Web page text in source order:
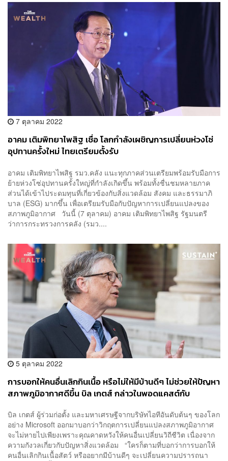
7 ตุลาคม 2022
อาคม เติมพิทยาไพสิฐ เชื่อ โลกกำลังเผชิญการเปลี่ยนห่วงโซ่
อุปทานครั้งใหม่ ไทยเตรียมตั้งรับ
อาคม เติมพิทยาไพสิฐ รมว.คลัง แนะทุกภาคส่วนเตรียมพร้อมรับมือการ
ย้ายห่วงโซ่อุปทานครั้งใหญ่ที่กำลังเกิดขึ้น พร้อมทั้งชื่นชมหลายภาค
ส่วนได้เข้าไประดมทุนที่เกี่ยวข้องกับสิ่งแวดล้อม สังคม และธรรมาภิ
บาล (ESG) มากขึ้น เพื่อเตรียมรับมือกับปัญหาการเปลี่ยนแปลงของ
สภาพภูมิอากาศ วันนี้ (7 ตุลาคม) อาคม เติมพิทยาไพสิฐ รัฐมนตรี
ว่าการกระทรวงการคลัง (รมว....
5 ตุลาคม 2022
การบอกให้คนอื่นเลิกกินเนื้อ หรือไม่ให้มีบ้านดีๆ ไม่ช่วยให้ปัญหา
สภาพภูมิอากาศดีขึ้น บิล เกตส์ กล่าวในพอดแคสต์กับ
บิล เกตส์ ผู้ร่วมก่อตั้ง และมหาเศรษฐีจากบริษัทไอทีอันดับต้นๆ ของโลก
อย่าง Microsoft ออกมาบอกว่าวิกฤตการเปลี่ยนแปลงสภาพภูมิอากาศ
จะไม่หายไปเพียงเพราะคุณคาดหวังให้คนอื่นเปลี่ยนวิถีชีวิต เนื่องจาก
ความกังวลเกี่ยวกับปัญหาสิ่งแวดล้อม “ใครก็ตามที่บอกว่าการบอกให้
คนอื่นเลิกกินเนื้อสัตว์ หรืออยากมีบ้านดีๆ จะเปลี่ยนความปรารถนา